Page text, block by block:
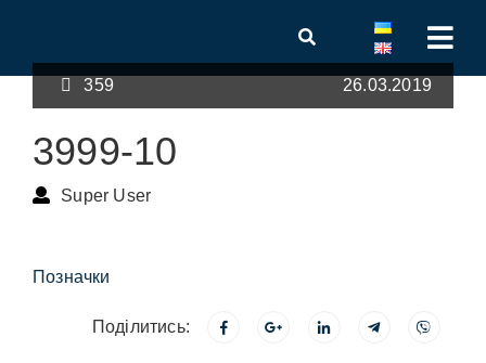
359 26.03.2019
3999-10
Super User
Позначки
Поділитись: